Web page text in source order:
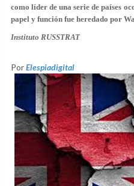
como líder de una serie de países
papel y función fue heredado por
Instituto RUSSTRAT
PorElespiadigital